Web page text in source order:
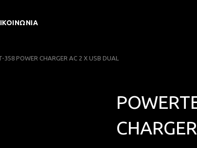
358 POWER CHARGER AC 2 Χ USB DUAL